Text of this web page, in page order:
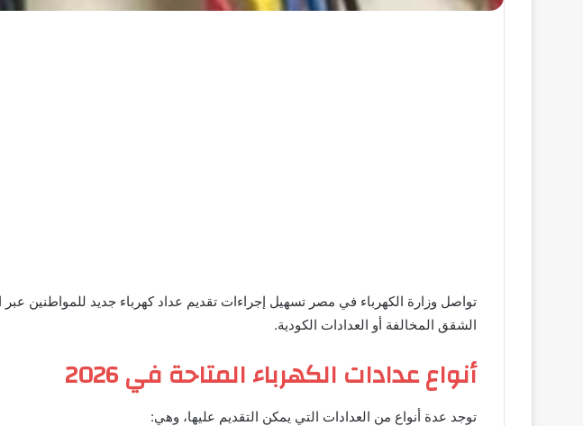
تواصل وزارة الكهرباء في مصر تسهيل إجراءات تقديم عداد كهرباء جديد للمواطنين
الشقق المخالفة أو العدادات الكودية.
أنواع عدادات الكهرباء المتاحة في 2026
توجد عدة أنواع من العدادات التي يمكن التقديم عليها، وهي: